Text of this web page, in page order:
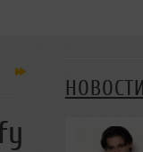
НОВОСТИ